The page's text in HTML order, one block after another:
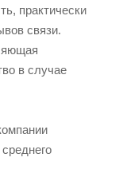
практически
связи.
в случае